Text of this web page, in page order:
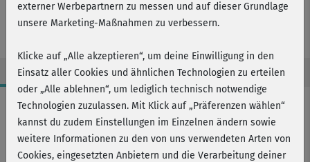
Traumbody Workout - Stretching
Workout-Facts
leicht
6 Min
externer Werbepartnern zu messen und auf dieser Grundlage
unsere Marketing-Maßnahmen zu verbessern.
Klicke auf „Alle akzeptieren“, um deine Einwilligung in den
Einsatz aller Cookies und ähnlichen Technologien zu erteilen
oder „Alle ablehnen“, um lediglich technisch notwendige
Technologien zuzulassen. Mit Klick auf „Präferenzen wählen“
kannst du zudem Einstellungen im Einzelnen ändern sowie
weitere Informationen zu den von uns verwendeten Arten von
Cookies, eingesetzten Anbietern und die Verarbeitung deiner